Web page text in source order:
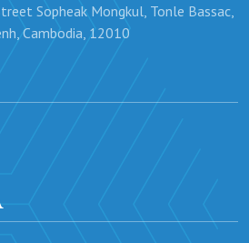
Sopheak Mongkul, Tonle Bassac,
Cambodia, 12010